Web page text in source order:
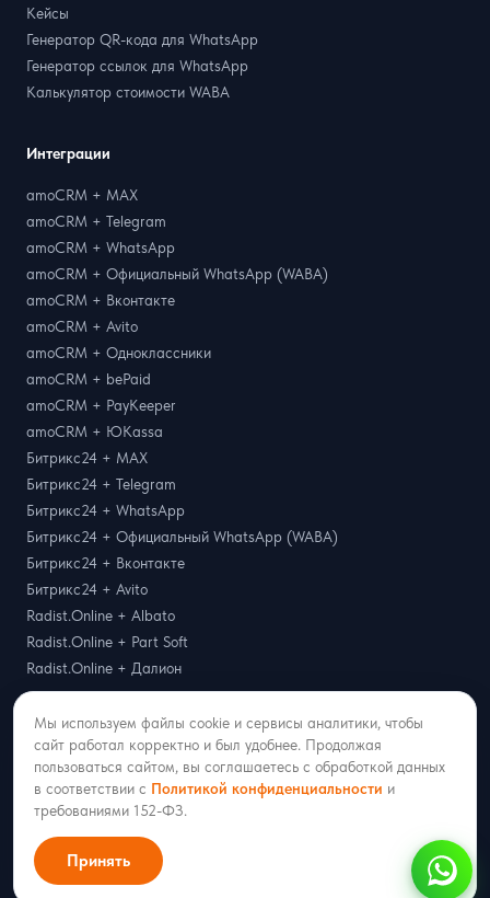
Интеграции
amoCRM + MAX
amoCRM + Telegram
amoCRM + WhatsApp
amoCRM + Официальный WhatsApp (WABA)
amoCRM + Вконтакте
amoCRM + Avito
amoCRM + Одноклассники
amoCRM + bePaid
amoCRM + PayKeeper
amoCRM + ЮKassa
Битрикс24 + MAX
Битрикс24 + Telegram
Битрикс24 + WhatsApp
Битрикс24 + Официальный WhatsApp (WABA)
Битрикс24 + Вконтакте
Битрикс24 + Avito
Radist.Online + Albato
Radist.Online + Part Soft
Radist.Online + Далион
Кейсы
Генератор QR-кода для WhatsApp
Генератор ссылок для WhatsApp
Калькулятор стоимости WABA
О компании
О нас
Новости
Контакты
Документы
Мы используем файлы cookie и сервисы аналитики, чтобы
сайт работал корректно и был удобнее. Продолжая
пользоваться сайтом, вы соглашаетесь с обработкой данных
в соответствии с Политикой конфиденциальности и
требованиями 152-ФЗ.
Принять